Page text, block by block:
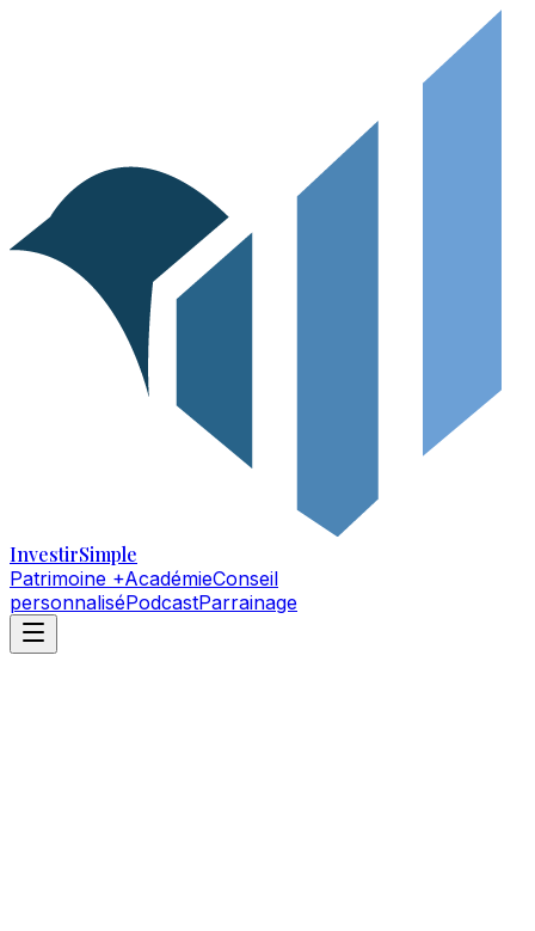
InvestirSimple
Patrimoine +AcadémieConseil
personnaliséPodcastParrainage